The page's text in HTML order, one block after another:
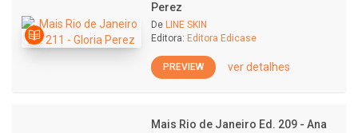
Perez
De LINE SKIN
Editora: Editora Edicase
PREVIEW ver detalhes
Mais Rio de Janeiro Ed. 209 - Ana